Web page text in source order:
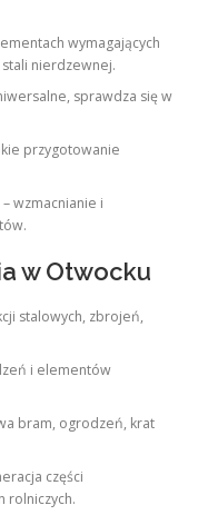
wymagających
nierdzewnej.
sprawdza się w
przygotowanie
– wzmacnianie i
w Otwocku
stalowych, zbrojeń,
i elementów
bram, ogrodzeń, krat
części
rolniczych.